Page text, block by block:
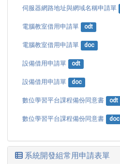
伺服器網路地址與網域名稱申請單
電腦教室借用申請單 odt
電腦教室借用申請單 doc
設備借用申請單 odt
設備借用申請單 doc
數位學習平台課程備份同意書 odt
數位學習平台課程備份同意書 doc
系統開發組常用申請表單